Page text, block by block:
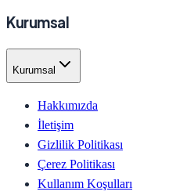
Kurumsal
Kurumsal
Hakkımızda
İletişim
Gizlilik Politikası
Çerez Politikası
Kullanım Koşulları